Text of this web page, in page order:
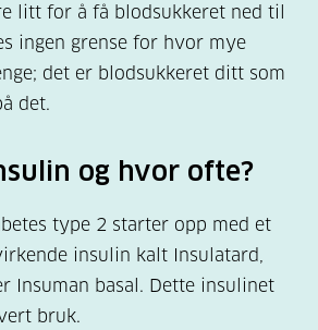
litt for å få blodsukkeret ned til
ingen grense for hvor mye
det er blodsukkeret ditt som
det.
og hvor ofte?
type 2 starter opp med et
insulin kalt Insulatard,
Insuman basal. Dette insulinet
bruk.